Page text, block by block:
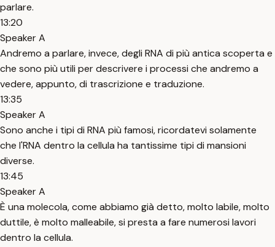
parlare.
13:20
Speaker A
Andremo a parlare, invece, degli RNA di più antica scoperta e
che sono più utili per descrivere i processi che andremo a
vedere, appunto, di trascrizione e traduzione.
13:35
Speaker A
Sono anche i tipi di RNA più famosi, ricordatevi solamente
che l'RNA dentro la cellula ha tantissime tipi di mansioni
diverse.
13:45
Speaker A
È una molecola, come abbiamo già detto, molto labile, molto
duttile, è molto malleabile, si presta a fare numerosi lavori
dentro la cellula.